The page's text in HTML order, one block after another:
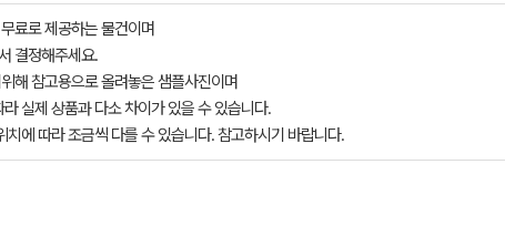
료로 제공하는 물건이며
결정해주세요.
해 참고용으로 올려놓은 샘플사진이며
실제 상품과 다소 차이가 있을 수 있습니다.
에 따라 조금씩 다를 수 있습니다. 참고하시기 바랍니다.